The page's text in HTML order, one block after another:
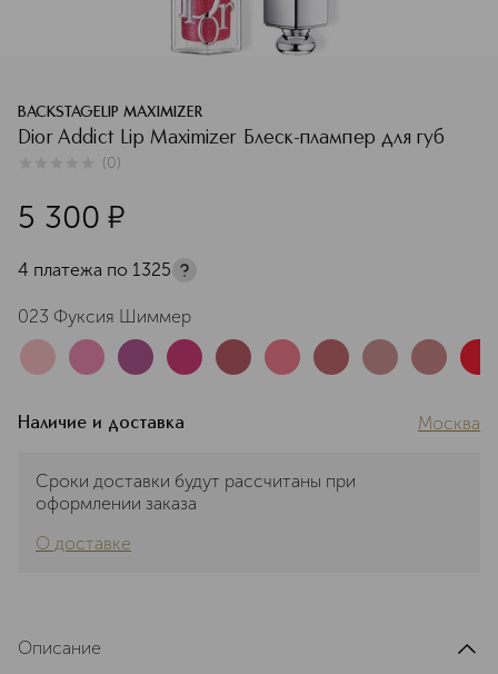
BACKSTAGELIP MAXIMIZER
Dior Addict Lip Maximizer Блеск-плампер для губ
(0)
5 300 ¤
4 платежа по 1325
023 Фуксия Шиммер
Наличие и доставка Москва
Сроки доставки будут рассчитаны при
оформлении заказа
О доставке
Описание